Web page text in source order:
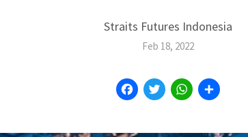
Straits Futures Indonesia
Feb 18, 2022
FacebookTwitterWhatsApp